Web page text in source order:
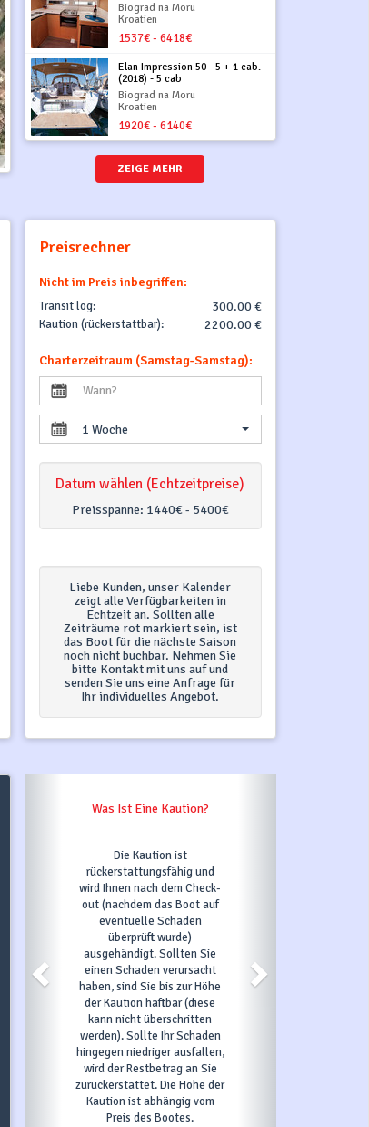
Biograd na Moru
Kroatien
1537€ - 6418€
Elan Impression 50 - 5 + 1 cab.
(2018) - 5 cab
Biograd na Moru
Kroatien
1920€ - 6140€
ZEIGE MEHR
Preisrechner
Nicht im Preis inbegriffen:
Transit log: 300.00 €
Kaution (rückerstattbar): 2200.00 €
Charterzeitraum (Samstag-Samstag):
1 Woche
Datum wählen (Echtzeitpreise)
Preisspanne: 1440€ - 5400€
Liebe Kunden, unser Kalender
zeigt alle Verfügbarkeiten in
Echtzeit an. Sollten alle
Zeiträume rot markiert sein, ist
das Boot für die nächste Saison
noch nicht buchbar. Nehmen Sie
bitte Kontakt mit uns auf und
senden Sie uns eine Anfrage für
Ihr individuelles Angebot.
Was Ist Eine Kaution?
Die Kaution ist
rückerstattungsfähig und
wird Ihnen nach dem Check-
out (nachdem das Boot auf
eventuelle Schäden
überprüft wurde)
ausgehändigt. Sollten Sie
einen Schaden verursacht
haben, sind Sie bis zur Höhe
der Kaution haftbar (diese
kann nicht überschritten
werden). Sollte Ihr Schaden
hingegen niedriger ausfallen,
wird der Restbetrag an Sie
zurückerstattet. Die Höhe der
Kaution ist abhängig vom
Preis des Bootes.